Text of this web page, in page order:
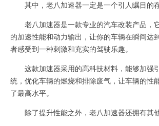
其中，老八加速器一定是一个引人瞩目的存
老八加速器是一款专业的汽车改装产品，
的加速性能和动力输出，让你的车辆在瞬间达
者感受到一种刺激和充实的驾驶乐趣。
这款加速器采用的高科技材料，能够加强
统，优化车辆的燃烧和排除废气，让车辆的性
了最高水平。
除了提升性能之外，老八加速器还拥有其他